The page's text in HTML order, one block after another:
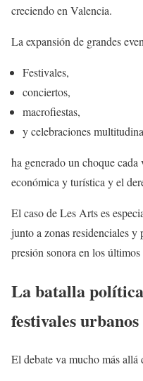
creciendo en Valencia.
La expansión de grandes
Festivales,
conciertos,
macrofiestas,
y celebraciones
ha generado un choque
económica y turística y el
El caso de Les Arts es
junto a zonas residenciales
presión sonora en los últimos
La batalla
festivales urbanos
El debate va mucho más